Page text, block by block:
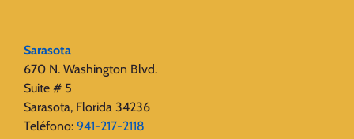
Sarasota
670 N. Washington Blvd.
Suite # 5
Sarasota, Florida 34236
Teléfono: 941-217-2118